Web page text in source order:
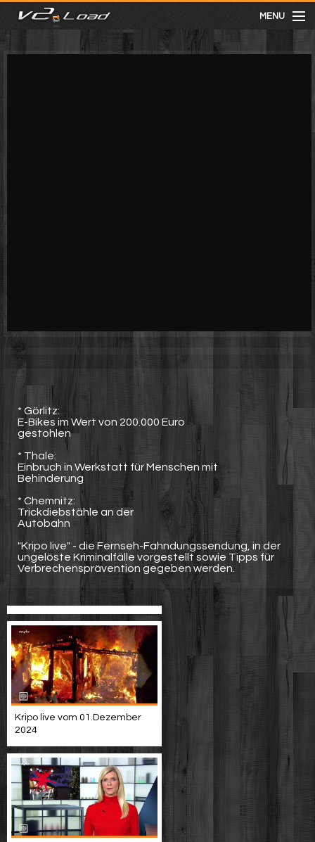
MENU
meist gesehen
* Görlitz:
E-Bikes im Wert von 200.000 Euro
gestohlen
* Thale:
Einbruch in Werkstatt für Menschen mit
Behinderung
* Chemnitz:
Trickdiebstähle an der
Autobahn
"Kripo live" - die Fernseh-Fahndungssendung, in der
ungelöste Kriminalfälle vorgestellt sowie Tipps für
Verbrechensprävention gegeben werden.
Kripo live vom 01.Dezember
2024